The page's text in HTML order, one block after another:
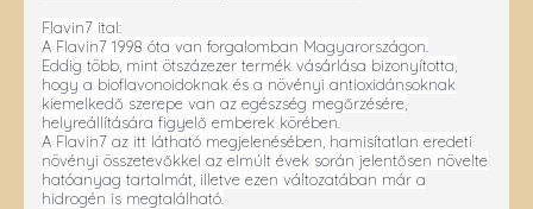
Flavin7 ital:
A Flavin7 1998 óta van forgalomban Magyarországon.
Eddig több, mint ötszázezer termék vásárlása bizonyította,
hogy a bioflavonoidoknak és a növényi antioxidánsoknak
kiemelkedő szerepe van az egészség megőrzésére,
helyreállítására figyelő emberek körében.
A Flavin7 az itt látható megjelenésében, hamisítatlan eredeti
növényi összetevőkkel az elmúlt évek során jelentősen növelte
hatóanyag tartalmát, illetve ezen változatában már a
hidrogén is megtalálható.